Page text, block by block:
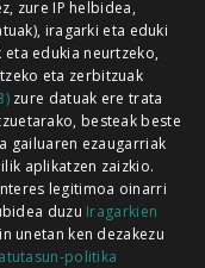
948638288
zure IP helbidea,
iragarki eta eduki
edukia neurtzeko,
eta zerbitzuak
zure datuak ere trata
besteak beste
gailuaren ezaugarriak
aplikatzen zaizkio.
legitimoa oinarri
duzu Iragarkien
unetan ken dezakezu
politika